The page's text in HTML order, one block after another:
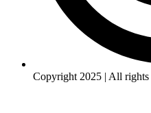
Copyright 2025 | All rights